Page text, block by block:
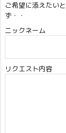
ご希望に添えたい
ず・・
ニックネーム
リクエスト内容